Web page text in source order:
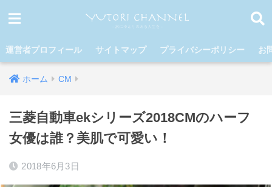
運営者プロフィール サイトマップ プライバシーポリシー お
ホーム CM
三菱自動車ekシリーズ2018CMのハーフ
女優は誰？美肌で可愛い！
2018年6月3日